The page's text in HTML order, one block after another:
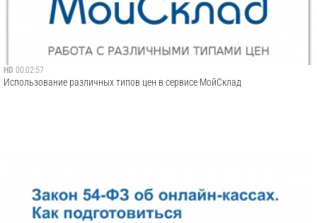
HD 00:02:57
Использование различных типов цен в сервисе МойСклад